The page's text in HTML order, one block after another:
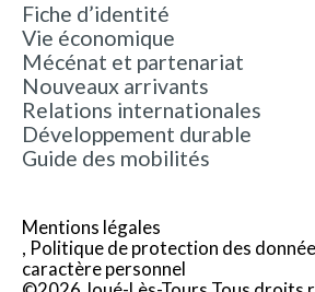
Fiche d’identité
Vie économique
Mécénat et partenariat
Nouveaux arrivants
Relations internationales
Développement durable
Guide des mobilités
Mentions légales
Politique de protection des
caractère personnel